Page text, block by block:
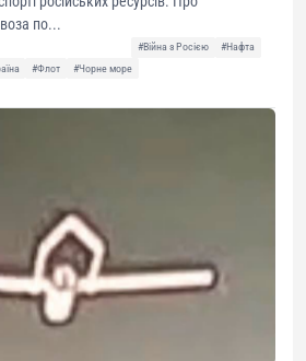
по...
#Війна з Росією
#Нафта
#Флот
#Чорне море